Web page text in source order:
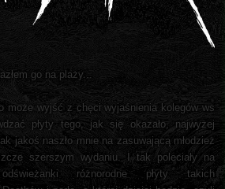
go na plaży...
może wyjść z chęci wyjaśnienia kolegów ws
płyty tego, jak się okazało, najwyżej
jakoś naszło mnie na zasuwającą młodzież
szerszym wydaniu. I tak poleciały na
różnorodne płyty takich